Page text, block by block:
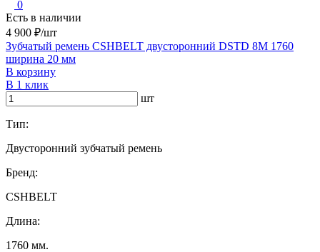
0
Есть в наличии
4 900 ₽/шт
Зубчатый ремень CSHBELT двусторонний DSTD 8M 1760
ширина 20 мм
В корзину
В 1 клик
шт
Тип:
Двусторонний зубчатый ремень
Бренд:
CSHBELT
Длина:
1760 мм.